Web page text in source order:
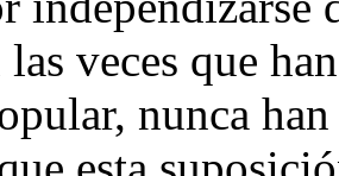
las veces que
nunca